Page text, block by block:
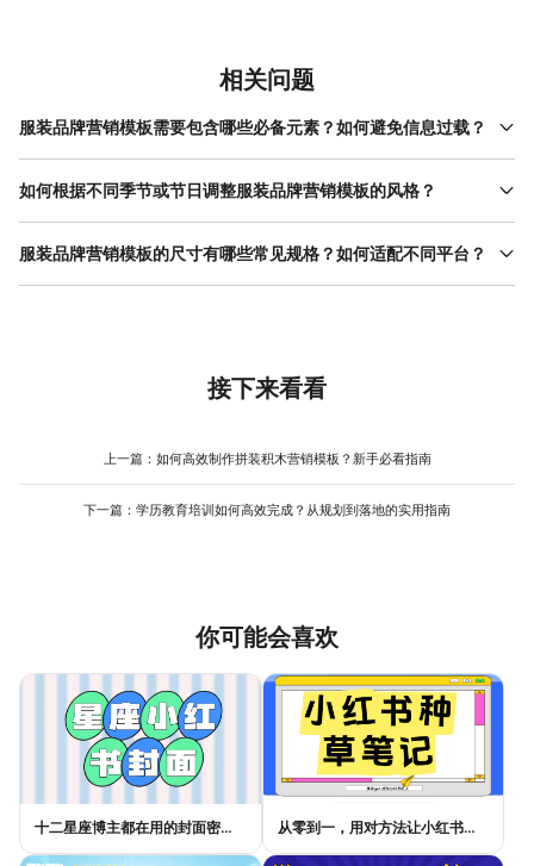
相关问题
服装品牌营销模板需要包含哪些必备元素？如何避免信息过载？
服装品牌营销模板的必备元素包括品牌LOGO、核心信息（如产品
名称、活动主题）、视觉焦点（如模特图或产品特写）与行动引导
出折扣力度与截止时间，活动规则可放在二级页面。使用美图设计
如何根据不同季节或节日调整服装品牌营销模板的风格？
季节或节日调整需围绕“ 氛围感 ”展开。春季可选用清新色调（如浅
绿、粉蓝）与花卉元素；冬季则适合深色系（如藏蓝、酒红）与毛
服装品牌营销模板的尺寸有哪些常见规格？如何适配不同平台？
常见规格包括：社交媒体配图（1080x1080px正方形、
元素位置与比例自动优化；二是内容侧重差异，如社交媒体需突出
互动性（如添加话题标签），电商海报需强化购买引导（如显示价
本，减少重复劳动。
接下来看看
上一篇： 如何高效制作拼装积木营销模板？新手必看指南
下一篇： 学历教育培训如何高效完成？从规划到落地的实用指南
你可能会喜欢
十二星座博主都在用的封面密码，星座小红书封面标题这样写才吸睛 从零到一，用对方法让小红书种草笔记的流量自己找上门